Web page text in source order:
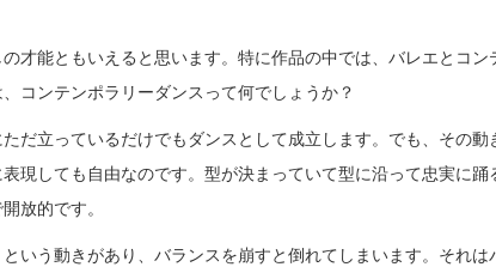
才能ともいえると思います。特に作品の中では、バレエとコン
コンテンポラリーダンスって何でしょうか？
だ立っているだけでもダンスとして成立します。でも、その動
現しても自由なのです。型が決まっていて型に沿って忠実に踊
放的です。
いう動きがあり、バランスを崩すと倒れてしまいます。それは